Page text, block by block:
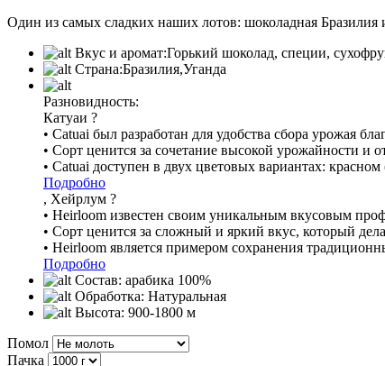
Один из самых сладких наших лотов: шоколадная
Вкус и аромат:Горький шоколад, специи,
Страна:Бразилия,Уганда
Разновидность:
Катуаи ?
• Catuai был разработан для удобства сбора урожая
• Сорт ценится за сочетание высокой урожайности и
• Catuai доступен в двух цветовых вариантах:
Подробно
, Хейрлум ?
• Heirloom известен своим уникальным вкусовым
• Сорт ценится за сложный и яркий вкус, который
• Heirloom является примером сохранения
Подробно
Состав: арабика 100%
Обработка: Натуральная
Высота: 900-1800 м
Помол
Пачка